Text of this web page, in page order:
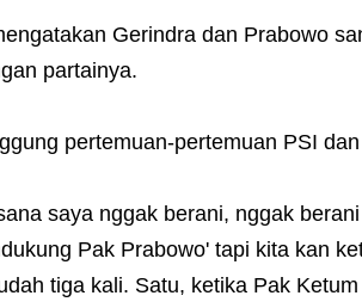
Gerindra dan Prabowo
partainya.
pertemuan-pertemuan PSI
saya nggak berani, nggak
Pak Prabowo' tapi kita kan
tiga kali. Satu, ketika Pak